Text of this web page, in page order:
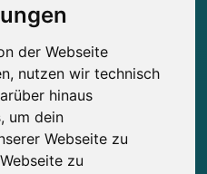
der Webseite
nutzen wir technisch
hinaus
um dein
Webseite zu
zu
veröffentlichte
veröffentlichte
entdecken
registrieren